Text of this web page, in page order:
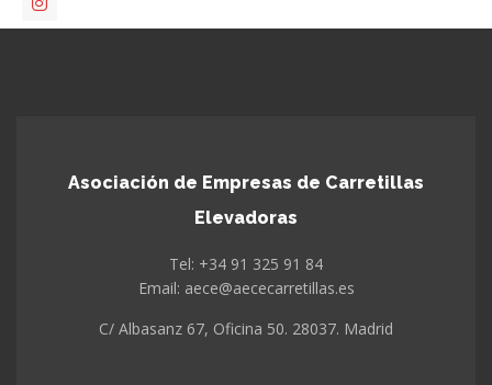
Asociación de Empresas de Carretillas
Elevadoras
Tel: +34 91 325 91 84
Email: aece@aececarretillas.es
C/ Albasanz 67, Oficina 50. 28037. Madrid